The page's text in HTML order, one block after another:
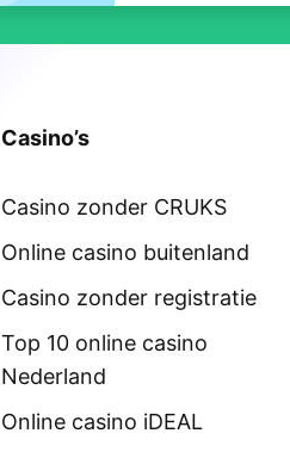
Casino’s
Casino zonder CRUKS
Online casino buitenland
Casino zonder registratie
Top 10 online casino
Nederland
Online casino iDEAL